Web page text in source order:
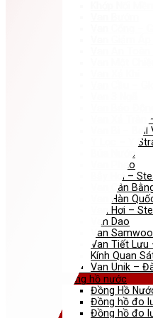
Van Cổng –
Van Giảm
Van An
Van Một
Van Cầu –
Van Báo
Van Xả
Van Bi – Ball
Y Lọc – Y
Búa Nước
Van Phao
Bẫy Hơi –
Van Cân
Van Hàn
Van Hơi –
Van Dao
Van
Van Tiết
Kính Quan
Van Unik –
Đồng hồ nước
Đồng Hồ
Đồng hồ đo
Đồng hồ đo